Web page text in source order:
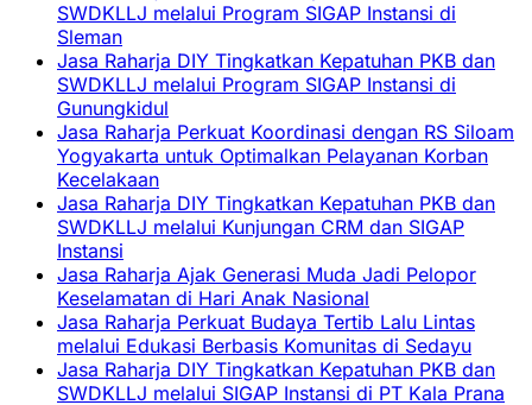
SWDKLLJ melalui Program SIGAP Instansi di
Sleman
Jasa Raharja DIY Tingkatkan Kepatuhan PKB dan
SWDKLLJ melalui Program SIGAP Instansi di
Gunungkidul
Jasa Raharja Perkuat Koordinasi dengan RS Siloam
Yogyakarta untuk Optimalkan Pelayanan Korban
Kecelakaan
Jasa Raharja DIY Tingkatkan Kepatuhan PKB dan
SWDKLLJ melalui Kunjungan CRM dan SIGAP
Instansi
Jasa Raharja Ajak Generasi Muda Jadi Pelopor
Keselamatan di Hari Anak Nasional
Jasa Raharja Perkuat Budaya Tertib Lalu Lintas
melalui Edukasi Berbasis Komunitas di Sedayu
Jasa Raharja DIY Tingkatkan Kepatuhan PKB dan
SWDKLLJ melalui SIGAP Instansi di PT Kala Prana